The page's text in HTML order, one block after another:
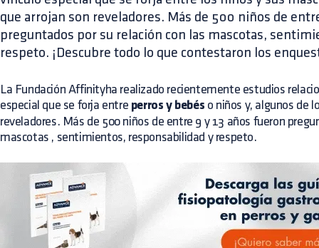
que arrojan son reveladores. Más de 500 niños de
preguntados por su relación con las mascotas,
respeto. ¡Descubre todo lo que contestaron los
La Fundación Affinityha realizado recientemente estudios
especial que se forja entre perros y bebés o niños y, algunos de
reveladores. Más de 500 niños de entre 9 y 13 años fueron
mascotas , sentimientos, responsabilidad y respeto.